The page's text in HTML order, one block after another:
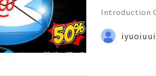
Introduction
mer support,